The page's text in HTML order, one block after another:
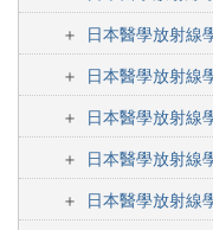
日本醫學放射線
日本醫學放射線
日本醫學放射線
日本醫學放射線
日本醫學放射線